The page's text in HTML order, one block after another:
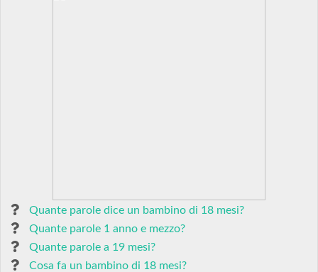
Quante parole dice un bambino di 18 mesi?
Quante parole 1 anno e mezzo?
Quante parole a 19 mesi?
Cosa fa un bambino di 18 mesi?